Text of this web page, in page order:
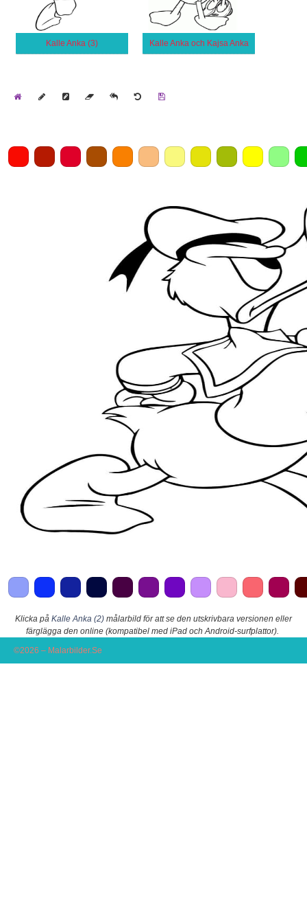
Kalle Anka (3) Kalle Anka och Kajsa Anka
Klicka på Kalle Anka (2) målarbild för att se den utskrivbara versionen eller
färglägga den online (kompatibel med iPad och Android-surfplattor).
©2026 – Malarbilder.Se